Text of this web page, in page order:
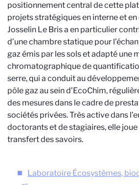
positionnement central de cette
projets stratégiques en interne et
Josselin Le Bris a en particulier
d’une chambre statique pour
gaz émis par les sols et adapté une
chromatographique de
serre, qui a conduit au
pôle gaz au sein d’EcoChim,
des mesures dans le cadre de
sociétés privées. Très active dans
doctorants et de stagiaires, elle joue
transfert des savoirs.
Laboratoire Écosystèmes,